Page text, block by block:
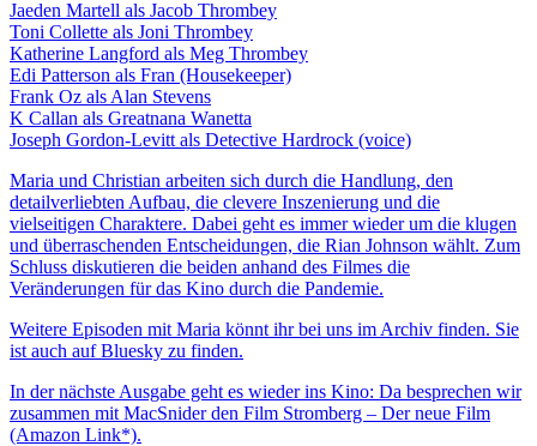
Jaeden Martell als Jacob Thrombey
Toni Collette als Joni Thrombey
Katherine Langford als Meg Thrombey
Edi Patterson als Fran (Housekeeper)
Frank Oz als Alan Stevens
K Callan als Greatnana Wanetta
Joseph Gordon-Levitt als Detective Hardrock (voice)
Maria und Christian arbeiten sich durch die Handlung, den
detailverliebten Aufbau, die clevere Inszenierung und die
vielseitigen Charaktere. Dabei geht es immer wieder um die klugen
und überraschenden Entscheidungen, die Rian Johnson wählt. Zum
Schluss diskutieren die beiden anhand des Filmes die
Veränderungen für das Kino durch die Pandemie.
Weitere Episoden mit Maria könnt ihr bei uns im Archiv finden. Sie
ist auch auf Bluesky zu finden.
In der nächste Ausgabe geht es wieder ins Kino: Da besprechen wir
zusammen mit MacSnider den Film Stromberg – Der neue Film
(Amazon Link*).